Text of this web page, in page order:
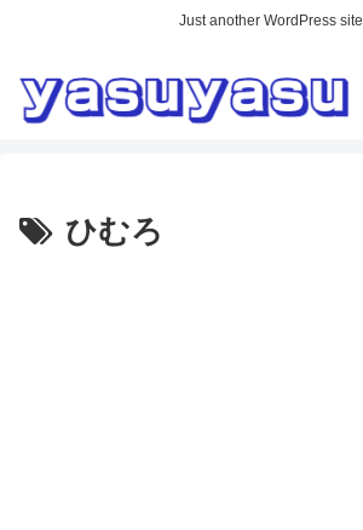
Just another WordPress site
ひむろ